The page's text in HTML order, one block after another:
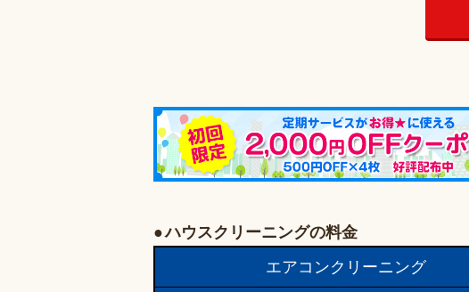
ハウスクリーニングの料金
エアコンクリーニング